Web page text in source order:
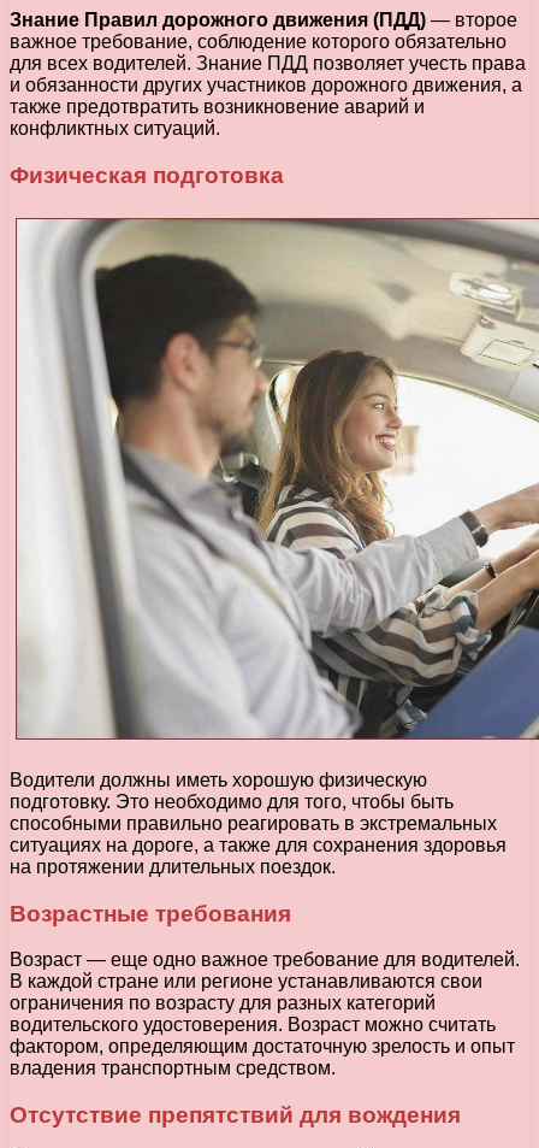
Знание Правил дорожного движения (ПДД) — второе
важное требование, соблюдение которого обязательно
для всех водителей. Знание ПДД позволяет учесть права
и обязанности других участников дорожного движения, а
также предотвратить возникновение аварий и
конфликтных ситуаций.
Физическая подготовка
Водители должны иметь хорошую физическую
подготовку. Это необходимо для того, чтобы быть
способными правильно реагировать в экстремальных
ситуациях на дороге, а также для сохранения здоровья
на протяжении длительных поездок.
Возрастные требования
Возраст — еще одно важное требование для водителей.
В каждой стране или регионе устанавливаются свои
ограничения по возрасту для разных категорий
водительского удостоверения. Возраст можно считать
фактором, определяющим достаточную зрелость и опыт
владения транспортным средством.
Отсутствие препятствий для вождения